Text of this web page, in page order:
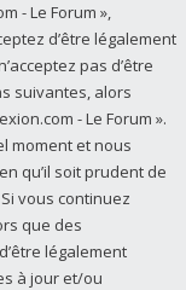
- Le Forum »,
d’être légalement
pas d’être
suivantes, alors
- Le Forum ».
moment et nous
qu’il soit prudent de
vous continuez
que des
légalement
à jour et/ou